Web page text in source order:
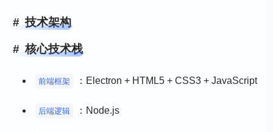
技术架构
核心技术栈
前端框架 ：Electron + HTML5 + CSS3 + JavaScript
后端逻辑 ：Node.js